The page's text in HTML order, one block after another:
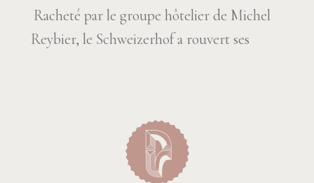
Racheté par le groupe hôtelier de Michel
Reybier, le Schweizerhof a rouvert ses